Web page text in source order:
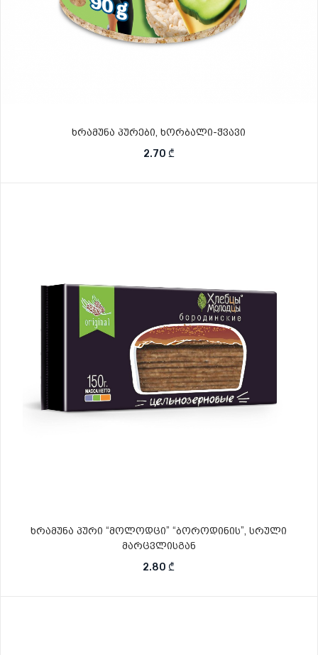
ხრამუნა პურები, ხორბალი-ჭვავი
2.70 ₾
ხრამუნა პური “მოლოდცი” “ბოროდინის”, სრული
მარცვლისგან
2.80 ₾